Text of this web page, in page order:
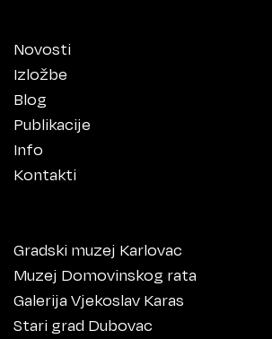
Novosti
Izložbe
Blog
Publikacije
Info
Kontakti
Gradski muzej Karlovac
Muzej Domovinskog rata
Galerija Vjekoslav Karas
Stari grad Dubovac